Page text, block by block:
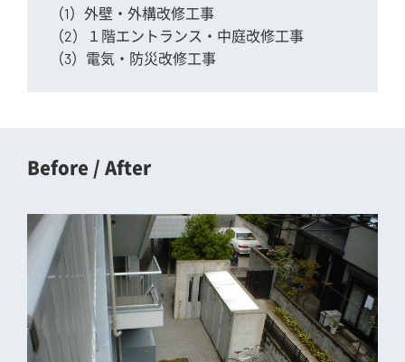
（1）外壁・外構改修工事
（2）１階エントランス・中庭改修工事
（3）電気・防災改修工事
Before / After